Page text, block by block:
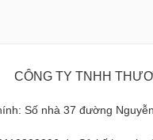
CÔNG TY TNHH
Số nhà 37 đường